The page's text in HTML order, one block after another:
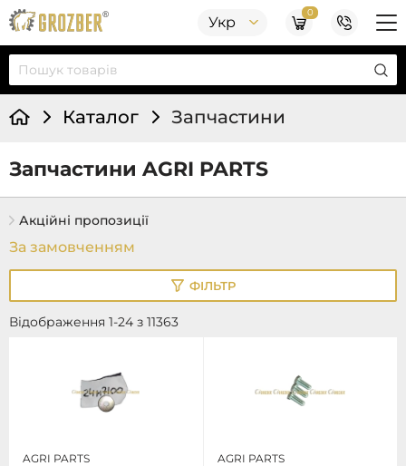
Укр
0
Каталог Запчастини
Запчастини AGRI PARTS
Акційні пропозиції
Відображення 1-24 з 11363
ФІЛЬТР
AGRI PARTS
AGRI PARTS